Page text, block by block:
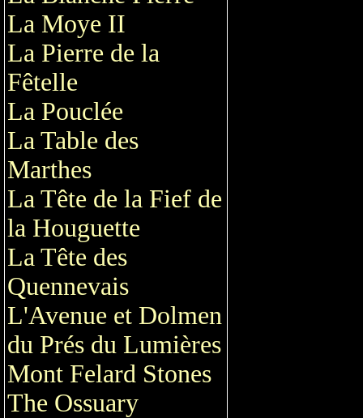
La Moye II
La Pierre de la
Fêtelle
La Pouclée
La Table des
Marthes
La Tête de la Fief de
la Houguette
La Tête des
Quennevais
L'Avenue et Dolmen
du Prés du Lumières
Mont Felard Stones
The Ossuary